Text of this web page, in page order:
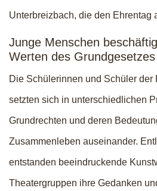
Unterbreizbach, die den Ehrentag
Junge Menschen
Werten des Grundgesetzes
Die Schülerinnen und Schüler der
setzten sich in unterschiedlichen
Grundrechten und deren
Zusammenleben auseinander.
entstanden beeindruckende
Theatergruppen ihre Gedanken